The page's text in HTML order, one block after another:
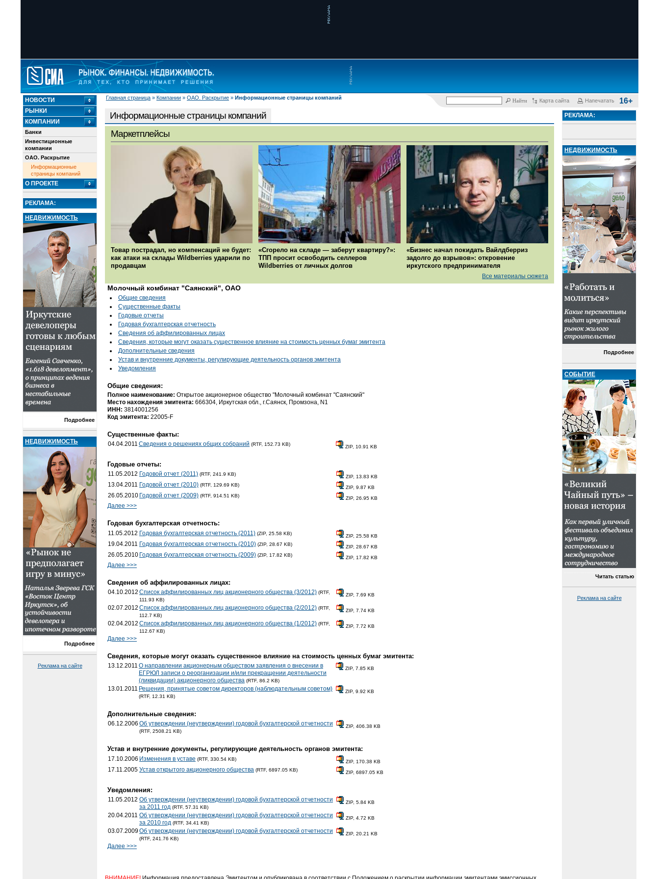
Главная страница » Компании » ОАО. Раскрытие » Информационные страницы компаний
Карта сайта Напечатать 16+
НОВОСТИ
РЫНКИ
КОМПАНИИ
Банки
Инвестиционные
компании
ОАО. Раскрытие
Информационные
страницы компаний
О ПРОЕКТЕ
РЕКЛАМА:
НЕДВИЖИМОСТЬ
Подробнее
НЕДВИЖИМОСТЬ
Подробнее
Реклама на сайте
Информационные страницы компаний
Маркетплейсы
Товар пострадал, но компенсаций не будет:
как атаки на склады Wildberries ударили по
продавцам
«Сгорело на складе — заберут квартиру?»:
ТПП просит освободить селлеров
Wildberries от личных долгов
«Бизнес начал покидать Вайлдберриз
задолго до взрывов»: откровение
иркутского предпринимателя
Все материалы сюжета
Молочный комбинат "Саянский", ОАО
Общие сведения
Существенные факты
Годовые отчеты
Годовая бухгалтерская отчетность
Cведения об аффилированных лицах
Сведения, которые могут оказать существенное влияние на стоимость ценных бумаг эмитента
Дополнительные сведения
Устав и внутренние документы, регулирующие деятельность органов эмитента
Уведомления
Общие сведения:
Полное наименование: Открытое акционерное общество "Молочный комбинат "Саянский"
Место нахождения эмитента: 666304, Иркутская обл., г.Саянск, Промзона, N1
ИНН: 3814001256
Код эмитента: 22005-F
Существенные факты:
04.04.2011 Сведения о решениях общих собраний (RTF, 152.73 KB) ZIP, 10.91 KB
Годовые отчеты:
11.05.2012 Годовой отчет (2011) (RTF, 241.9 KB) ZIP, 13.83 KB
13.04.2011 Годовой отчет (2010) (RTF, 129.69 KB) ZIP, 9.87 KB
26.05.2010 Годовой отчет (2009) (RTF, 914.51 KB) ZIP, 26.95 KB
Далее >>>
Годовая бухгалтерская отчетность:
11.05.2012 Годовая бухгалтерская отчетность (2011) (ZIP, 25.58 KB) ZIP, 25.58 KB
19.04.2011 Годовая бухгалтерская отчетность (2010) (ZIP, 28.67 KB) ZIP, 28.67 KB
26.05.2010 Годовая бухгалтерская отчетность (2009) (ZIP, 17.82 KB) ZIP, 17.82 KB
Далее >>>
Cведения об аффилированных лицах:
04.10.2012 Список аффилированных лиц акционерного общества (3/2012) (RTF,
111.93 KB)
ZIP, 7.69 KB
02.07.2012 Список аффилированных лиц акционерного общества (2/2012) (RTF,
112.7 KB)
ZIP, 7.74 KB
02.04.2012 Список аффилированных лиц акционерного общества (1/2012) (RTF,
112.67 KB)
ZIP, 7.72 KB
Далее >>>
Сведения, которые могут оказать существенное влияние на стоимость ценных бумаг эмитента:
13.12.2011 О направлении акционерным обществом заявления о внесении в
ЕГРЮЛ записи о реорганизации и/или прекращении деятельности
(ликвидации) акционерного общества (RTF, 86.2 KB)
ZIP, 7.85 KB
13.01.2011 Решения, принятые советом директоров (наблюдательным советом)
(RTF, 12.31 KB)
ZIP, 9.92 KB
Дополнительные сведения:
06.12.2006 Об утверждении (неутверждении) годовой бухгалтерской отчетности
(RTF, 2508.21 KB)
ZIP, 406.38 KB
Устав и внутренние документы, регулирующие деятельность органов эмитента:
17.10.2006 Изменения в уставе (RTF, 330.54 KB) ZIP, 170.38 KB
17.11.2005 Устав открытого акционерного общества (RTF, 6897.05 KB) ZIP, 6897.05 KB
Уведомления:
11.05.2012 Об утверждении (неутверждении) годовой бухгалтерской отчетности
за 2011 год (RTF, 57.31 KB)
ZIP, 5.84 KB
20.04.2011 Об утверждении (неутверждении) годовой бухгалтерской отчетности
за 2010 год (RTF, 34.41 KB)
ZIP, 4.72 KB
03.07.2009Об утверждении (неутверждении) годовой бухгалтерской отчетности
(RTF, 241.76 KB)
ZIP, 20.21 KB
Далее >>>
РЕКЛАМА:
НЕДВИЖИМОСТЬ
Подробнее
СОБЫТИЕ
Читать статью
Реклама на сайте